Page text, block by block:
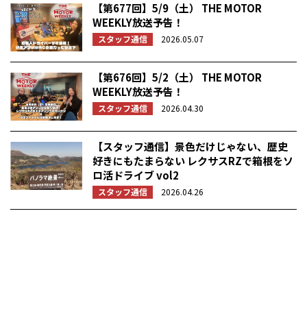
【第677回】5/9（土） THE MOTOR
WEEKLY放送予告！
スタッフ通信 2026.05.07
【第676回】5/2（土） THE MOTOR
WEEKLY放送予告！
スタッフ通信 2026.04.30
【スタッフ通信】景色だけじゃない、歴史
好きにもたまらない レクサスRZで箱根をソ
ロ活ドライブ vol2
スタッフ通信 2026.04.26